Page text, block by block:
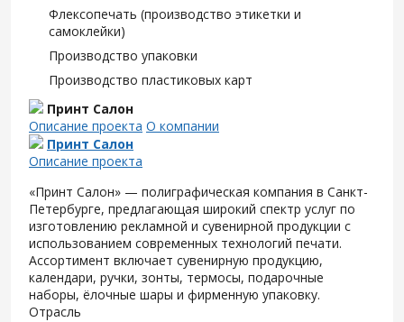
Флексопечать (производство этикетки и
самоклейки)
Производство упаковки
Производство пластиковых карт
Принт Салон
Описание проекта О компании
Принт Салон
Описание проекта
«Принт Салон» — полиграфическая компания в Санкт-
Петербурге, предлагающая широкий спектр услуг по
изготовлению рекламной и сувенирной продукции с
использованием современных технологий печати.
Ассортимент включает сувенирную продукцию,
календари, ручки, зонты, термосы, подарочные
наборы, ёлочные шары и фирменную упаковку.
Отрасль